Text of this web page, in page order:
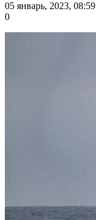
05 январь, 2023, 08:59
0